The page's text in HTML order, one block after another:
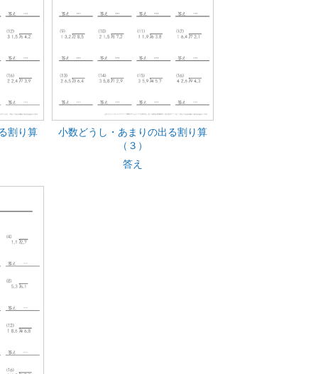
割り算
小数どうし・あまりの出る割り算
（３）
答え